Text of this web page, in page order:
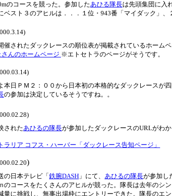
のコースを競った。参加したあひる隊長は先頭集団に入
ベスト３のアヒルは．．．１位・943番「マイダック」
催されたダックレースの順位表が掲載されているホーム
さんのホームページ ※エトセトラのページがそうです。
本日ＰＭ２：００から日本初の本格的なダックレースが
の参加は決定しているそうですね。。
されたあひるの隊長が参加したダックレースのURLがわか
ラリア コフス・ハーバー「ダックレース告知ページ」
)
の日本テレビ「 鉄腕DASH 」にて、 あひるの隊長が参加し
のコースをたくさんのアヒルが競った。隊長は去年のシ
量に挑戦し、無事出場枠にエントリーできた。隊長のエン